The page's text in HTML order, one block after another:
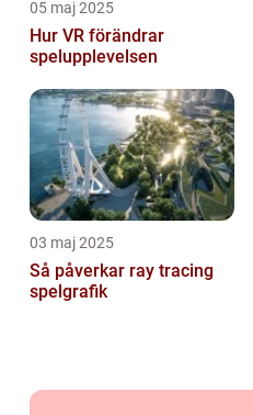
05 maj 2025
Hur VR förändrar
spelupplevelsen
03 maj 2025
Så påverkar ray tracing
spelgrafik